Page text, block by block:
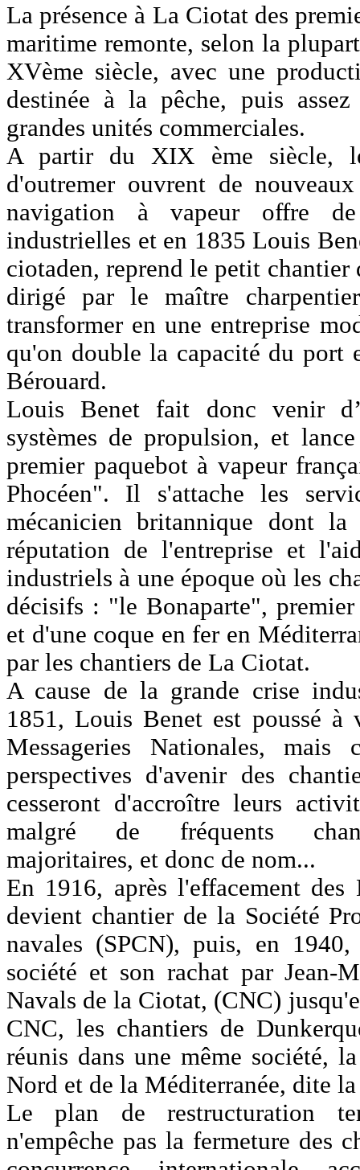
La présence à La Ciotat des
maritime remonte, selon la
XVème siècle, avec une
destinée à la pêche, puis
grandes unités commerciales.
A partir du XIX ème siècle,
d'outremer ouvrent de
navigation à vapeur offre de
industrielles et en 1835 Louis
ciotaden, reprend le petit
dirigé par le maître
transformer en une entreprise
qu'on double la capacité du port
Bérouard.
Louis Benet fait donc venir
systèmes de propulsion, et
premier paquebot à vapeur
Phocéen". Il s'attache les
mécanicien britannique dont la
réputation de l'entreprise et
industriels à une époque où les
décisifs : "le Bonaparte",
et d'une coque en fer en
par les chantiers de La Ciotat.
A cause de la grande crise
1851, Louis Benet est poussé à
Messageries Nationales,
perspectives d'avenir des
cesseront d'accroître leurs
malgré de fréquents
majoritaires, et donc de nom...
En 1916, après l'effacement
devient chantier de la Société
navales (SPCN), puis, en
société et son rachat par Jean-
Navals de la Ciotat, (CNC)
CNC, les chantiers de
réunis dans une même société,
Nord et de la Méditerranée, dite
Le plan de restructuration
n'empêche pas la fermeture des